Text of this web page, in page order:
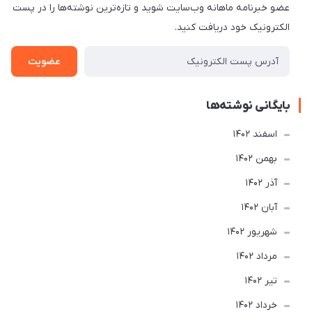
عضو خبرنامه ماهانه وب‌سایت شوید و تازه‌ترین نوشته‌ها را در پست
الکترونیک خود دریافت کنید.
عضویت
بایگانی نوشته‌ها
اسفند 1402
بهمن 1402
آذر 1402
آبان 1402
شهریور 1402
مرداد 1402
تير 1402
خرداد 1402